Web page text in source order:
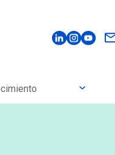
LinkedIn
Open next level